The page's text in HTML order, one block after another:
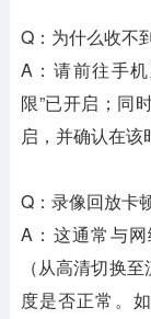
Q：为什么收不
A：请前往手
限”已开启；同
启，并确认在该
Q：录像回放卡
A：这通常与
（从高清切换
度是否正常。